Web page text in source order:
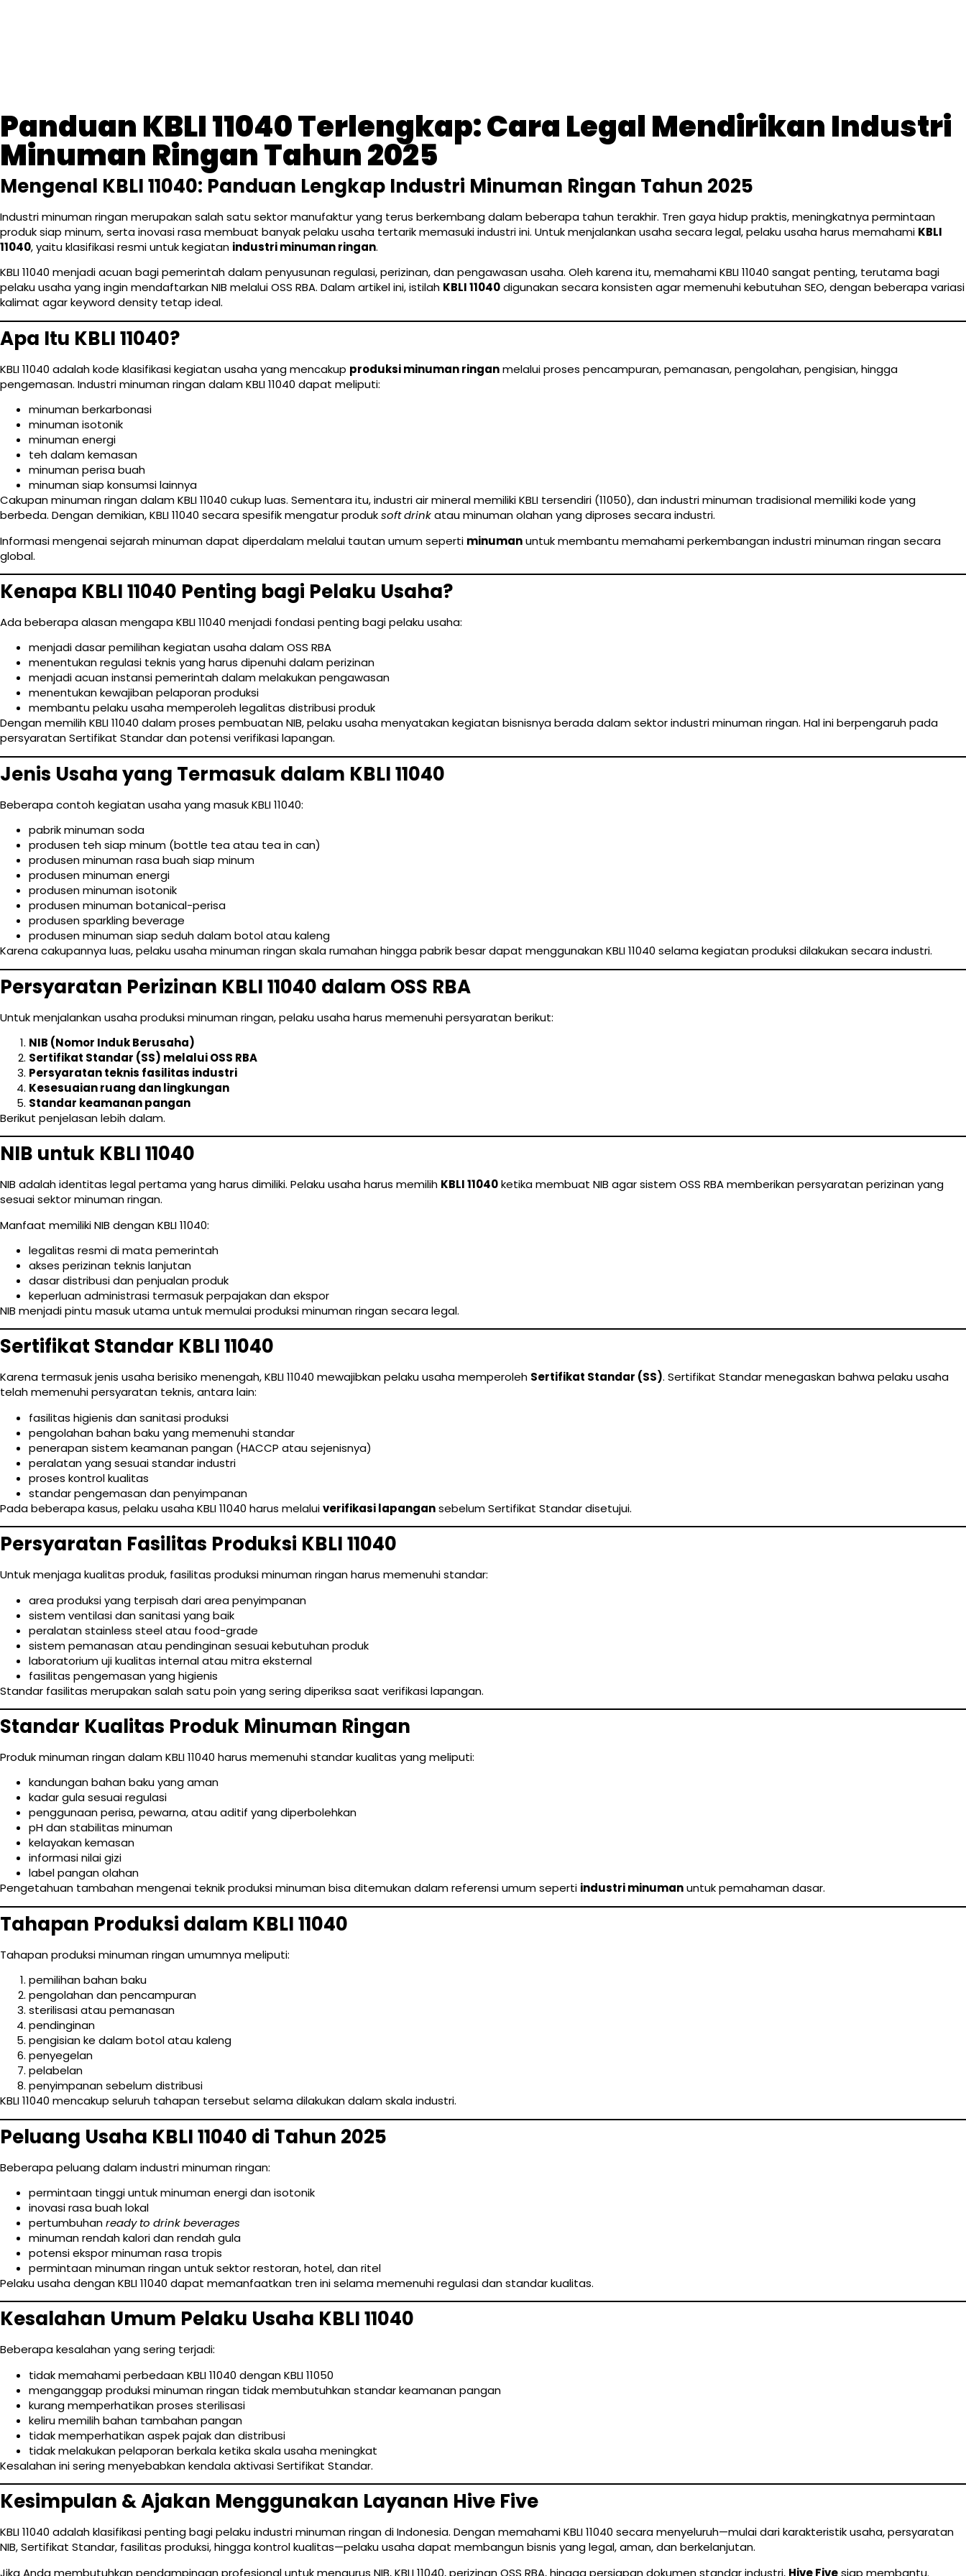
Panduan KBLI 11040 Terlengkap: Cara Legal Mendirikan Industri
Minuman Ringan Tahun 2025
Mengenal KBLI 11040: Panduan Lengkap Industri Minuman Ringan Tahun 2025
Industri minuman ringan merupakan salah satu sektor manufaktur yang terus berkembang dalam beberapa tahun terakhir. Tren gaya hidup praktis, meningkatnya permintaan
produk siap minum, serta inovasi rasa membuat banyak pelaku usaha tertarik memasuki industri ini. Untuk menjalankan usaha secara legal, pelaku usaha harus memahami KBLI
11040, yaitu klasifikasi resmi untuk kegiatan industri minuman ringan.
KBLI 11040 menjadi acuan bagi pemerintah dalam penyusunan regulasi, perizinan, dan pengawasan usaha. Oleh karena itu, memahami KBLI 11040 sangat penting, terutama bagi
pelaku usaha yang ingin mendaftarkan NIB melalui OSS RBA. Dalam artikel ini, istilah KBLI 11040digunakan secara konsisten agar memenuhi kebutuhan SEO, dengan beberapa variasi
kalimat agar keyword density tetap ideal.
Apa Itu KBLI 11040?
KBLI 11040 adalah kode klasifikasi kegiatan usaha yang mencakup produksi minuman ringanmelalui proses pencampuran, pemanasan, pengolahan, pengisian, hingga
pengemasan. Industri minuman ringan dalam KBLI 11040 dapat meliputi:
minuman berkarbonasi
minuman isotonik
minuman energi
teh dalam kemasan
minuman perisa buah
minuman siap konsumsi lainnya
Cakupan minuman ringan dalam KBLI 11040 cukup luas. Sementara itu, industri air mineral memiliki KBLI tersendiri (11050), dan industri minuman tradisional memiliki kode yang
berbeda. Dengan demikian, KBLI 11040 secara spesifik mengatur produksoft drinkatau minuman olahan yang diproses secara industri.
Informasi mengenai sejarah minuman dapat diperdalam melalui tautan umum seperti minumanuntuk membantu memahami perkembangan industri minuman ringan secara
global.
Kenapa KBLI 11040 Penting bagi Pelaku Usaha?
Ada beberapa alasan mengapa KBLI 11040 menjadi fondasi penting bagi pelaku usaha:
menjadi dasar pemilihan kegiatan usaha dalam OSS RBA
menentukan regulasi teknis yang harus dipenuhi dalam perizinan
menjadi acuan instansi pemerintah dalam melakukan pengawasan
menentukan kewajiban pelaporan produksi
membantu pelaku usaha memperoleh legalitas distribusi produk
Dengan memilih KBLI 11040 dalam proses pembuatan NIB, pelaku usaha menyatakan kegiatan bisnisnya berada dalam sektor industri minuman ringan. Hal ini berpengaruh pada
persyaratan Sertifikat Standar dan potensi verifikasi lapangan.
Jenis Usaha yang Termasuk dalam KBLI 11040
Beberapa contoh kegiatan usaha yang masuk KBLI 11040:
pabrik minuman soda
produsen teh siap minum (bottle tea atau tea in can)
produsen minuman rasa buah siap minum
produsen minuman energi
produsen minuman isotonik
produsen minuman botanical-perisa
produsen sparkling beverage
produsen minuman siap seduh dalam botol atau kaleng
Karena cakupannya luas, pelaku usaha minuman ringan skala rumahan hingga pabrik besar dapat menggunakan KBLI 11040 selama kegiatan produksi dilakukan secara industri.
Persyaratan Perizinan KBLI 11040 dalam OSS RBA
Untuk menjalankan usaha produksi minuman ringan, pelaku usaha harus memenuhi persyaratan berikut:
NIB (Nomor Induk Berusaha)
Sertifikat Standar (SS) melalui OSS RBA
Persyaratan teknis fasilitas industri
Kesesuaian ruang dan lingkungan
Standar keamanan pangan
Berikut penjelasan lebih dalam.
NIB untuk KBLI 11040
NIB adalah identitas legal pertama yang harus dimiliki. Pelaku usaha harus memilih KBLI 11040ketika membuat NIB agar sistem OSS RBA memberikan persyaratan perizinan yang
sesuai sektor minuman ringan.
Manfaat memiliki NIB dengan KBLI 11040:
legalitas resmi di mata pemerintah
akses perizinan teknis lanjutan
dasar distribusi dan penjualan produk
keperluan administrasi termasuk perpajakan dan ekspor
NIB menjadi pintu masuk utama untuk memulai produksi minuman ringan secara legal.
Sertifikat Standar KBLI 11040
Karena termasuk jenis usaha berisiko menengah, KBLI 11040 mewajibkan pelaku usaha memperoleh Sertifikat Standar (SS). Sertifikat Standar menegaskan bahwa pelaku usaha
telah memenuhi persyaratan teknis, antara lain:
fasilitas higienis dan sanitasi produksi
pengolahan bahan baku yang memenuhi standar
penerapan sistem keamanan pangan (HACCP atau sejenisnya)
peralatan yang sesuai standar industri
proses kontrol kualitas
standar pengemasan dan penyimpanan
Pada beberapa kasus, pelaku usaha KBLI 11040 harus melaluiverifikasi lapangansebelum Sertifikat Standar disetujui.
Persyaratan Fasilitas Produksi KBLI 11040
Untuk menjaga kualitas produk, fasilitas produksi minuman ringan harus memenuhi standar:
area produksi yang terpisah dari area penyimpanan
sistem ventilasi dan sanitasi yang baik
peralatan stainless steel atau food-grade
sistem pemanasan atau pendinginan sesuai kebutuhan produk
laboratorium uji kualitas internal atau mitra eksternal
fasilitas pengemasan yang higienis
Standar fasilitas merupakan salah satu poin yang sering diperiksa saat verifikasi lapangan.
Standar Kualitas Produk Minuman Ringan
Produk minuman ringan dalam KBLI 11040 harus memenuhi standar kualitas yang meliputi:
kandungan bahan baku yang aman
kadar gula sesuai regulasi
penggunaan perisa, pewarna, atau aditif yang diperbolehkan
pH dan stabilitas minuman
kelayakan kemasan
informasi nilai gizi
label pangan olahan
Pengetahuan tambahan mengenai teknik produksi minuman bisa ditemukan dalam referensi umum seperti industri minumanuntuk pemahaman dasar.
Tahapan Produksi dalam KBLI 11040
Tahapan produksi minuman ringan umumnya meliputi:
pemilihan bahan baku
pengolahan dan pencampuran
sterilisasi atau pemanasan
pendinginan
pengisian ke dalam botol atau kaleng
penyegelan
pelabelan
penyimpanan sebelum distribusi
KBLI 11040 mencakup seluruh tahapan tersebut selama dilakukan dalam skala industri.
Peluang Usaha KBLI 11040 di Tahun 2025
Beberapa peluang dalam industri minuman ringan:
permintaan tinggi untuk minuman energi dan isotonik
inovasi rasa buah lokal
pertumbuhanready to drink beverages
minuman rendah kalori dan rendah gula
potensi ekspor minuman rasa tropis
permintaan minuman ringan untuk sektor restoran, hotel, dan ritel
Pelaku usaha dengan KBLI 11040 dapat memanfaatkan tren ini selama memenuhi regulasi dan standar kualitas.
Kesalahan Umum Pelaku Usaha KBLI 11040
Beberapa kesalahan yang sering terjadi:
tidak memahami perbedaan KBLI 11040 dengan KBLI 11050
menganggap produksi minuman ringan tidak membutuhkan standar keamanan pangan
kurang memperhatikan proses sterilisasi
keliru memilih bahan tambahan pangan
tidak memperhatikan aspek pajak dan distribusi
tidak melakukan pelaporan berkala ketika skala usaha meningkat
Kesalahan ini sering menyebabkan kendala aktivasi Sertifikat Standar.
Kesimpulan & Ajakan Menggunakan Layanan Hive Five
KBLI 11040 adalah klasifikasi penting bagi pelaku industri minuman ringan di Indonesia. Dengan memahami KBLI 11040 secara menyeluruh—mulai dari karakteristik usaha, persyaratan
NIB, Sertifikat Standar, fasilitas produksi, hingga kontrol kualitas—pelaku usaha dapat membangun bisnis yang legal, aman, dan berkelanjutan.
Jika Anda membutuhkan pendampingan profesional untuk mengurus NIB, KBLI 11040, perizinan OSS RBA, hingga persiapan dokumen standar industri, Hive Fivesiap membantu.